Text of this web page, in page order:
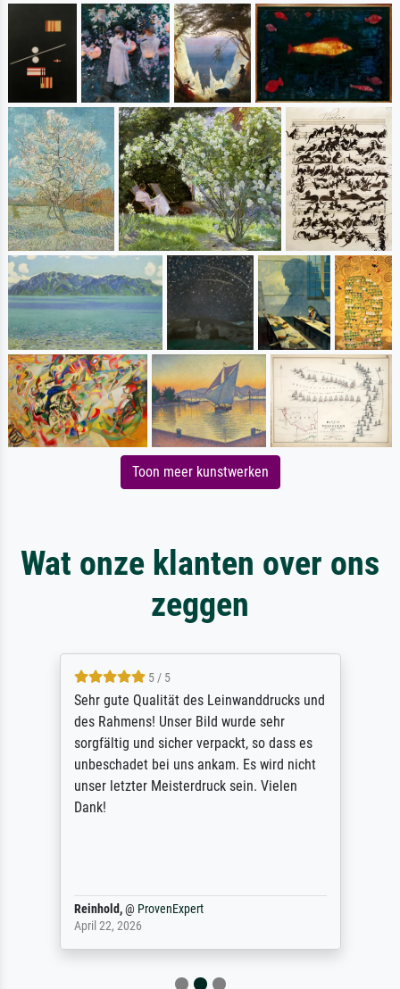
Toon meer kunstwerken
Wat onze klanten over ons
zeggen
5 / 5
Sehr gute Qualität des Leinwanddrucks und
des Rahmens! Unser Bild wurde sehr
sorgfältig und sicher verpackt, so dass es
unbeschadet bei uns ankam. Es wird nicht
unser letzter Meisterdruck sein. Vielen
Dank!
Reinhold,@ ProvenExpert
April 22, 2026